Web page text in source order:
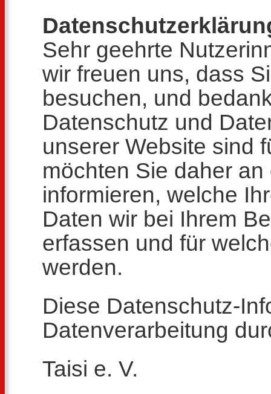
Sehr geehrte
wir freuen uns, dass
besuchen, und
Datenschutz und
unserer Website sind
möchten Sie daher
informieren, welche
Daten wir bei Ihrem
erfassen und für
werden.
Diese Datenschutz-
Datenverarbeitung
Taisi e. V.